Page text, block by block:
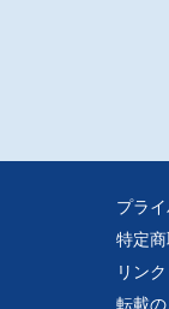
プラ
特定
リンク
転載